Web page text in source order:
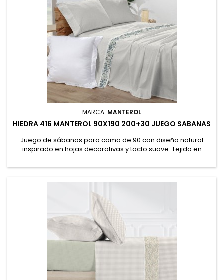
MARCA: MANTEROL
HIEDRA 416 MANTEROL 90X190 200+30 JUEGO SABANAS
Juego de sábanas para cama de 90 con diseño natural
inspirado en hojas decorativas y tacto suave. Tejido en
planchado. Incluye sábana encimera 160x270cm. Bajera
50% Algodón, 50% Poliéster